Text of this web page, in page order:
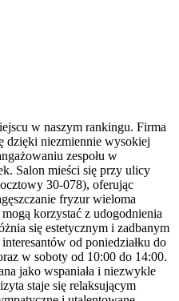
w naszym rankingu. Firma
dzięki niezmiennie wysokiej
zespołu w
Salon mieści się przy ulicy
30-078), oferując
fryzur wieloma
korzystać z udogodnienia
się estetycznym i zadbanym
od poniedziałku do
w soboty od 10:00 do 14:00.
jako wspaniała i niezwykle
staje się relaksującym